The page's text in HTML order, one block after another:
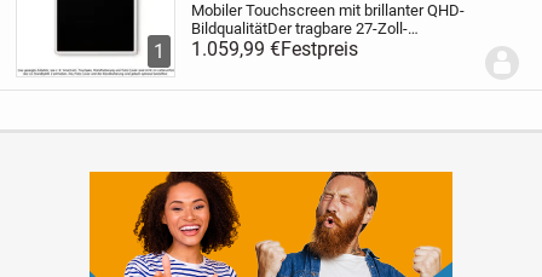
1
Mobiler Touchscreen mit brillanter QHD-
BildqualitätDer tragbare 27-Zoll-
Touchscreen LG StanbyME 2 ist der
ideale Begleiter für kabelloses
1.059,99 €Festpreis